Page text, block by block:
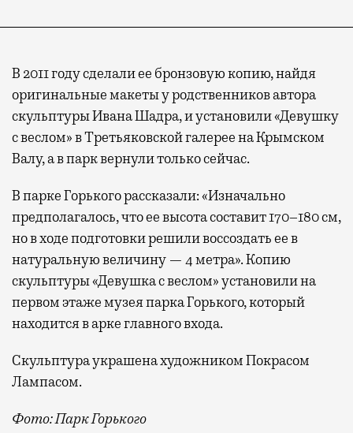
В 2011 году сделали ее бронзовую копию, найдя
оригинальные макеты у родственников автора
скульптуры Ивана Шадра, и установили «Девушку
с веслом» в Третьяковской галерее на Крымском
Валу, а в парк вернули только сейчас.
В парке Горького рассказали: «Изначально
предполагалось, что ее высота составит 170–180 см,
но в ходе подготовки решили воссоздать ее в
натуральную величину — 4 метра». Копию
скульптуры «Девушка с веслом» установили на
первом этаже музея парка Горького, который
находится в арке главного входа.
Скульптура украшена художником Покрасом
Лампасом.
Фото: Парк Горького